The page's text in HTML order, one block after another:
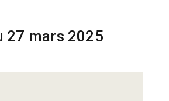
27 mars 2025